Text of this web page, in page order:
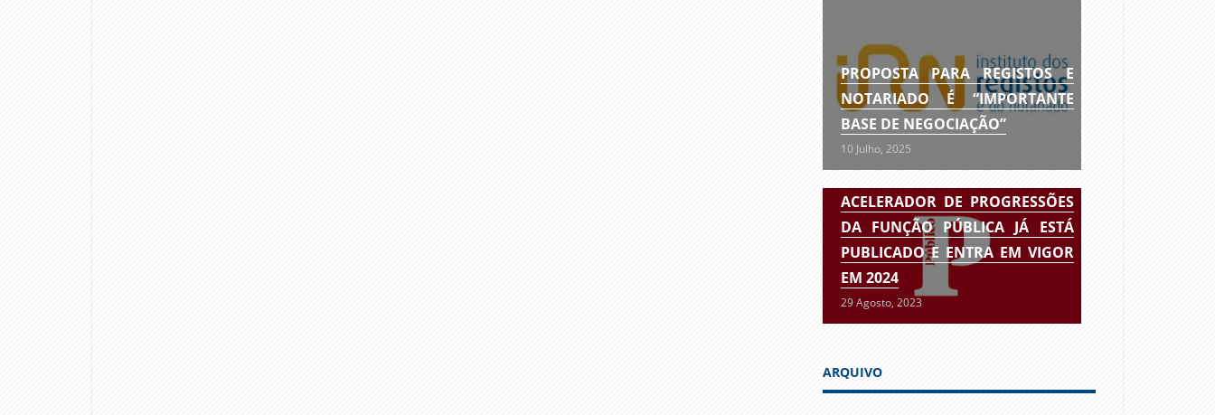
PROPOSTA PARA REGISTOS E
NOTARIADO É “IMPORTANTE
BASE DE NEGOCIAÇÃO”
10 Julho, 2025
ACELERADOR DE PROGRESSÕES
DA FUNÇÃO PÚBLICA JÁ ESTÁ
PUBLICADO E ENTRA EM VIGOR
EM 2024
29 Agosto, 2023
ARQUIVO